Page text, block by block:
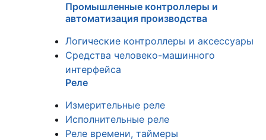
Промышленные контроллеры и
автоматизация производства
Логические контроллеры и аксессуары
Средства человеко-машинного
интерфейса
Реле
Измерительные реле
Исполнительные реле
Реле времени, таймеры